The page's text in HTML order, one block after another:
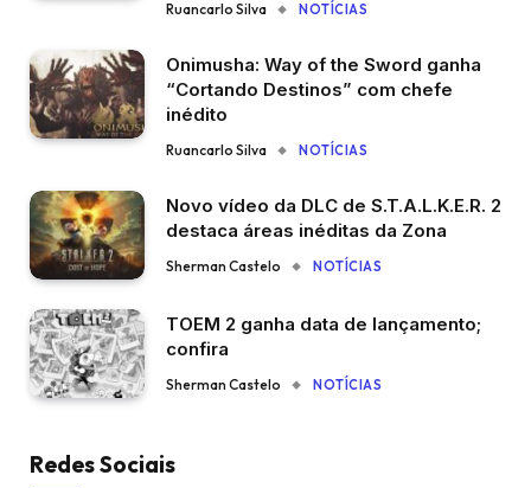
Ruancarlo Silva NOTÍCIAS
Onimusha: Way of the Sword ganha
“Cortando Destinos” com chefe
inédito
Ruancarlo Silva NOTÍCIAS
Novo vídeo da DLC de S.T.A.L.K.E.R. 2
destaca áreas inéditas da Zona
Sherman Castelo NOTÍCIAS
TOEM 2 ganha data de lançamento;
confira
Sherman Castelo NOTÍCIAS
Redes Sociais